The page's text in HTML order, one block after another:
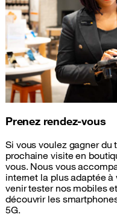
Prenez rendez-vous
Si vous voulez gagner du
prochaine visite en
vous. Nous vous
internet la plus adaptée
venir tester nos mobiles
découvrir les
5G.